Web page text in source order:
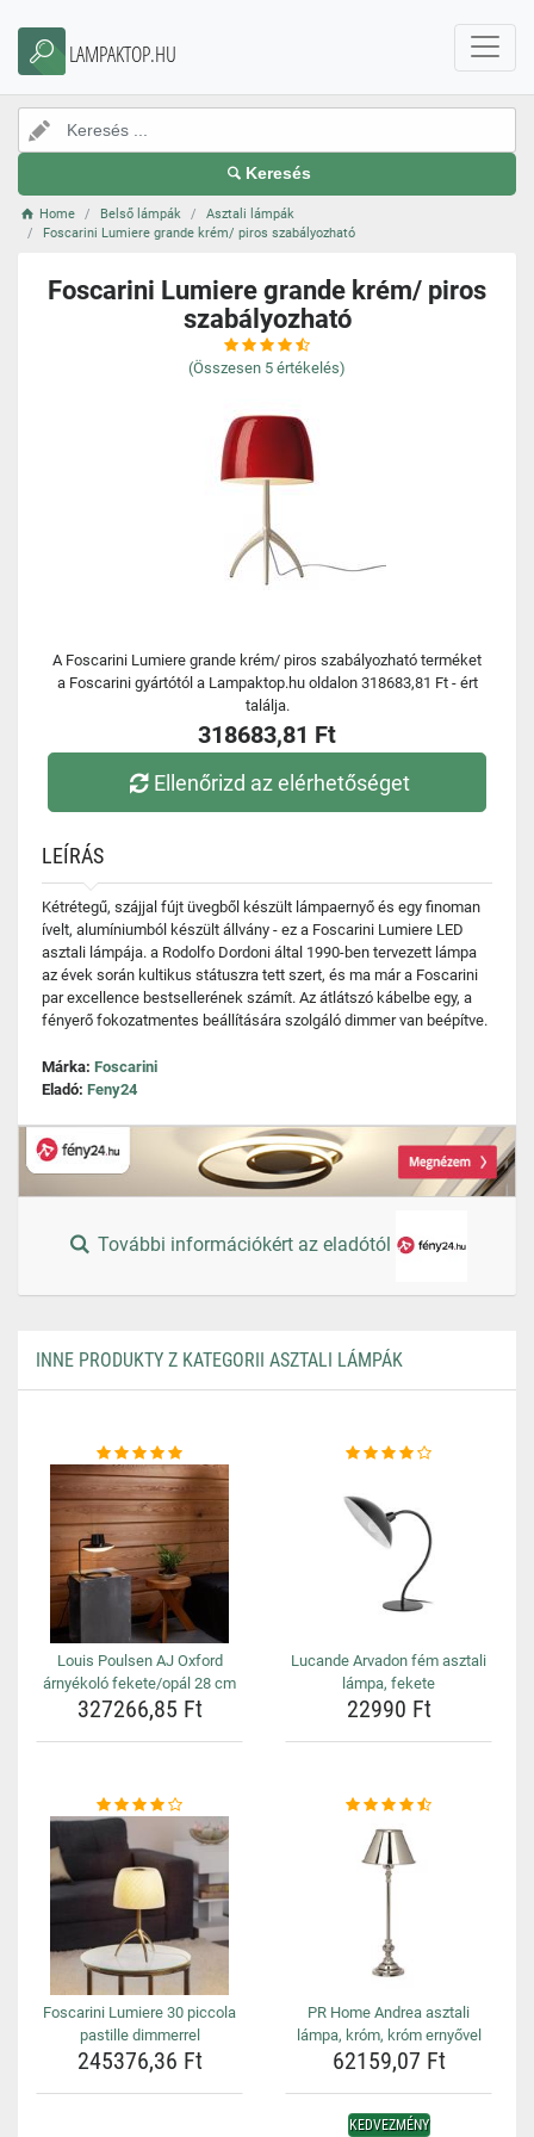
LAMPAKTOP.HU
Keresés
Home Belső lámpák
Asztali lámpák
Foscarini Lumiere grande krém/ piros szabályozható
Foscarini Lumiere grande krém/ piros
szabályozható
(Összesen 5 értékelés)
A Foscarini Lumiere grande krém/ piros szabályozható terméket
a Foscarini gyártótól a Lampaktop.hu oldalon 318683,81 Ft - ért
találja.
318683,81 Ft
Ellenőrizd az elérhetőséget
LEÍRÁS
Kétrétegű, szájjal fújt üvegből készült lámpaernyő és egy finoman
ívelt, alumíniumból készült állvány - ez a Foscarini Lumiere LED
asztali lámpája. a Rodolfo Dordoni által 1990-ben tervezett lámpa
az évek során kultikus státuszra tett szert, és ma már a Foscarini
par excellence bestsellerének számít. Az átlátszó kábelbe egy, a
fényerő fokozatmentes beállítására szolgáló dimmer van beépítve.
Márka: Foscarini
Eladó: Feny24
További információkért az eladótól
INNE PRODUKTY Z KATEGORII ASZTALI LÁMPÁK
Louis Poulsen AJ Oxford
árnyékoló fekete/opál 28 cm
327266,85 Ft
Lucande Arvadon fém asztali
lámpa, fekete
22990 Ft
Foscarini Lumiere 30 piccola
pastille dimmerrel
245376,36 Ft
PR Home Andrea asztali
lámpa, króm, króm ernyővel
62159,07 Ft
KEDVEZMÉNY